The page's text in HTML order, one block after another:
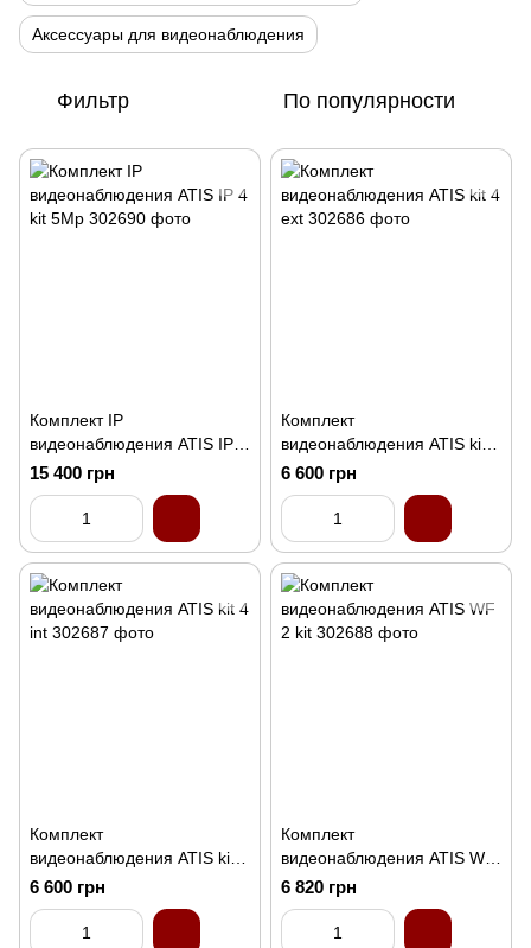
Аксессуары для видеонаблюдения
Фильтр По популярности
Комплект IP
видеонаблюдения ATIS IP 4
kit 5Mp
15 400 грн
Комплект
видеонаблюдения ATIS kit 4
ext
6 600 грн
Комплект
видеонаблюдения ATIS kit 4
int
6 600 грн
Комплект
видеонаблюдения ATIS WF
2 kit
6 820 грн